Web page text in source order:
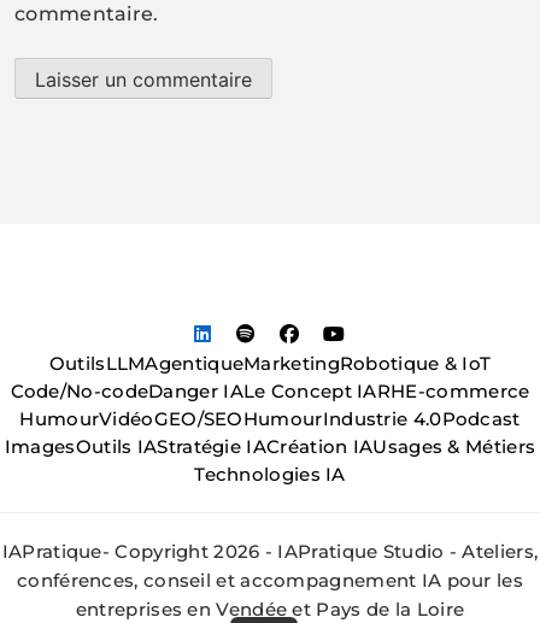
commentaire.
OutilsLLMAgentiqueMarketingRobotique & IoT
Code/No-codeDanger IALe Concept IARHE-commerce
HumourVidéoGEO/SEOHumourIndustrie 4.0Podcast
ImagesOutils IAStratégie IACréation IAUsages & Métiers
Technologies IA
IAPratique- Copyright 2026 - IAPratique Studio - Ateliers,
conférences, conseil et accompagnement IA pour les
entreprises en Vendée et Pays de la Loire